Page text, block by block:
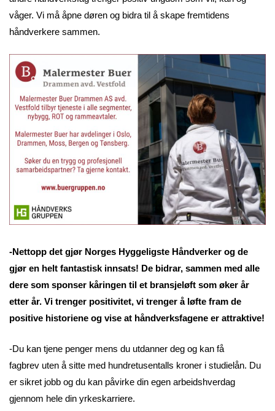
våger. Vi må åpne døren og bidra til å skape fremtidens
håndverkere sammen.
-Nettopp det gjør Norges Hyggeligste Håndverker og de
gjør en helt fantastisk innsats! De bidrar, sammen med alle
dere som sponser kåringen til et bransjeløft som øker år
etter år. Vi trenger positivitet, vi trenger å løfte fram de
positive historiene og vise at håndverksfagene er attraktive!
-Du kan tjene penger mens du utdanner deg og kan få
fagbrev uten å sitte med hundretusentalls kroner i studielån. Du
er sikret jobb og du kan påvirke din egen arbeidshverdag
gjennom hele din yrkeskarriere.